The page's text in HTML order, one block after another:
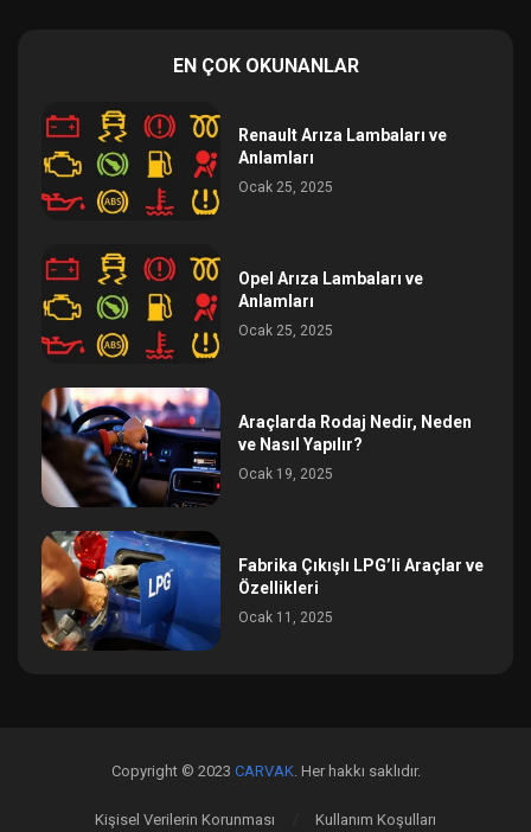
EN ÇOK OKUNANLAR
Renault Arıza Lambaları ve
Anlamları
Ocak 25, 2025
Opel Arıza Lambaları ve
Anlamları
Ocak 25, 2025
Araçlarda Rodaj Nedir, Neden
ve Nasıl Yapılır?
Ocak 19, 2025
Fabrika Çıkışlı LPG’li Araçlar ve
Özellikleri
Ocak 11, 2025
Copyright © 2023 CARVAK. Her hakkı saklıdır.
Kişisel Verilerin Korunması Kullanım Koşulları